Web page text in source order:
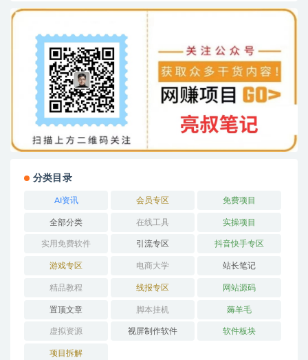
分类目录
AI资讯 会员专区 免费项目
全部分类 在线工具 实操项目
实用免费软件 引流专区 抖音快手专区
游戏专区 电商大学 站长笔记
精品教程 线报专区 网站源码
置顶文章 脚本挂机 薅羊毛
虚拟资源 视屏制作软件 软件板块
项目拆解